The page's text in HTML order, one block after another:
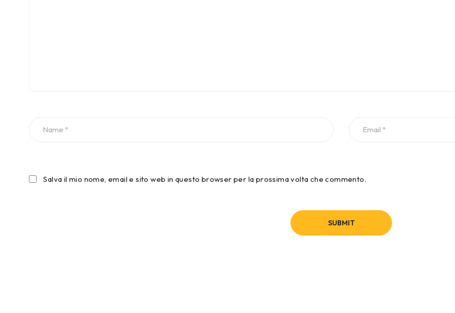
Salva il mio nome, email e sito web in questo browser per la prossima volta che commento.